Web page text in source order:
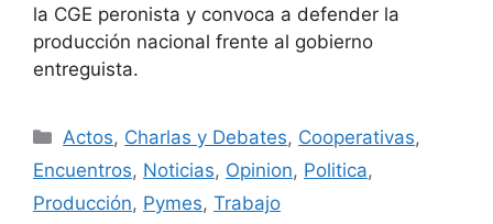
la CGE peronista y convoca a defender la
producción nacional frente al gobierno
entreguista.
Actos, Charlas y Debates, Cooperativas,
Encuentros, Noticias, Opinion, Politica,
Producción, Pymes, Trabajo